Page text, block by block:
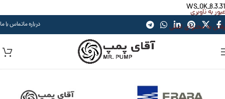
WS_OK_8.3.31
عبور به ناوبری
رفتن به محتوای اصلی
درباره ماتماس با ما